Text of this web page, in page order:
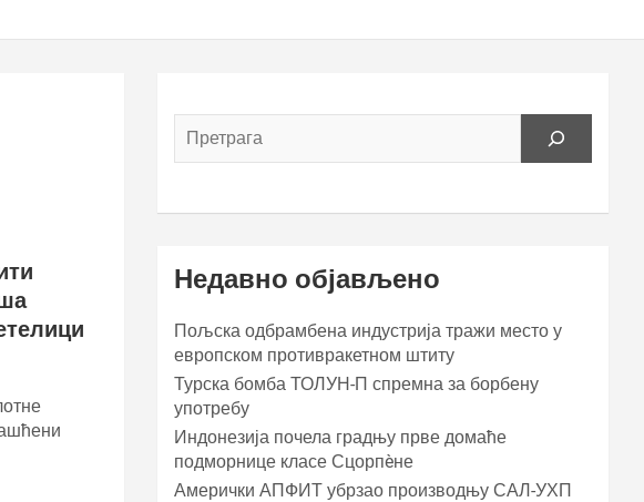
Недавно објављено
Пољска одбрамбена индустрија тражи место у
европском противракетном штиту
Турска бомба ТОЛУН-П спремна за борбену
употребу
Индонезија почела градњу прве домаће
подморнице класе Сцорпèне
Амерички АПФИТ убрзао производњу САЛ-УХП